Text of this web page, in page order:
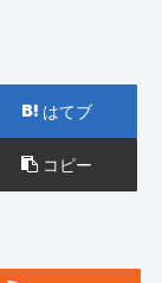
はてブ
コピー